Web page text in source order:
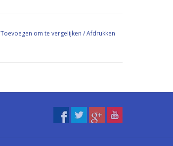
Toevoegen om te vergelijken /Afdrukken